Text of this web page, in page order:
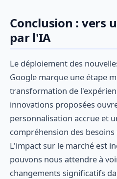
Conclusion : vers
par l'IA
Le déploiement des
Google marque une étape
transformation de
innovations proposées
personnalisation accrue et
compréhension des
L'impact sur le marché est
pouvons nous attendre à
changements significatifs